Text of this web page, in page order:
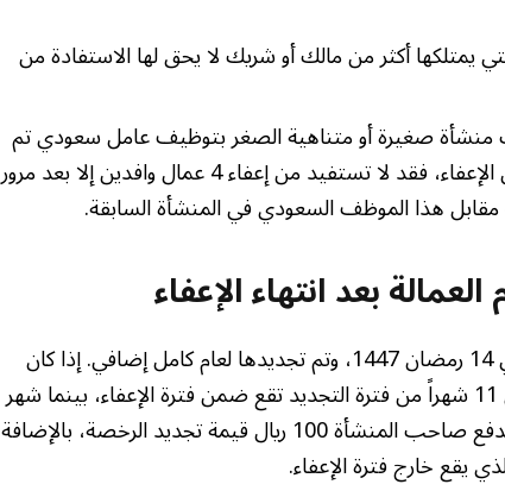
يمتلكها أكثر من مالك أو شريك لا يحق لها الاستفادة من
منشأة صغيرة أو متناهية الصغر بتوظيف عامل سعودي تم
نقله حديثاً من منشأة أخرى استفادت من الإعفاء، فقد لا تستفيد من إعفاء 4 عمال وافدين إلا بعد مرور
مقابل هذا الموظف السعودي في المنشأة السابقة.
بعد انتهاء الإعفاء
لنفترض أن رخصة عمل أحد العاملين تنتهي في 14 رمضان 1447، وتم تجديدها لعام كامل إضافي. إذا كان
تاريخ انتهاء الإعفاء هو 14 شعبان 1448هـ، فإن 11 شهراً من فترة التجديد تقع ضمن فترة الإعفاء، بينما شهر
واحد يقع بعد انتهاء الإعفاء. في هذه الحالة، سيدفع صاحب المنشأة 100 ريال قيمة تجديد الرخصة، بالإضافة